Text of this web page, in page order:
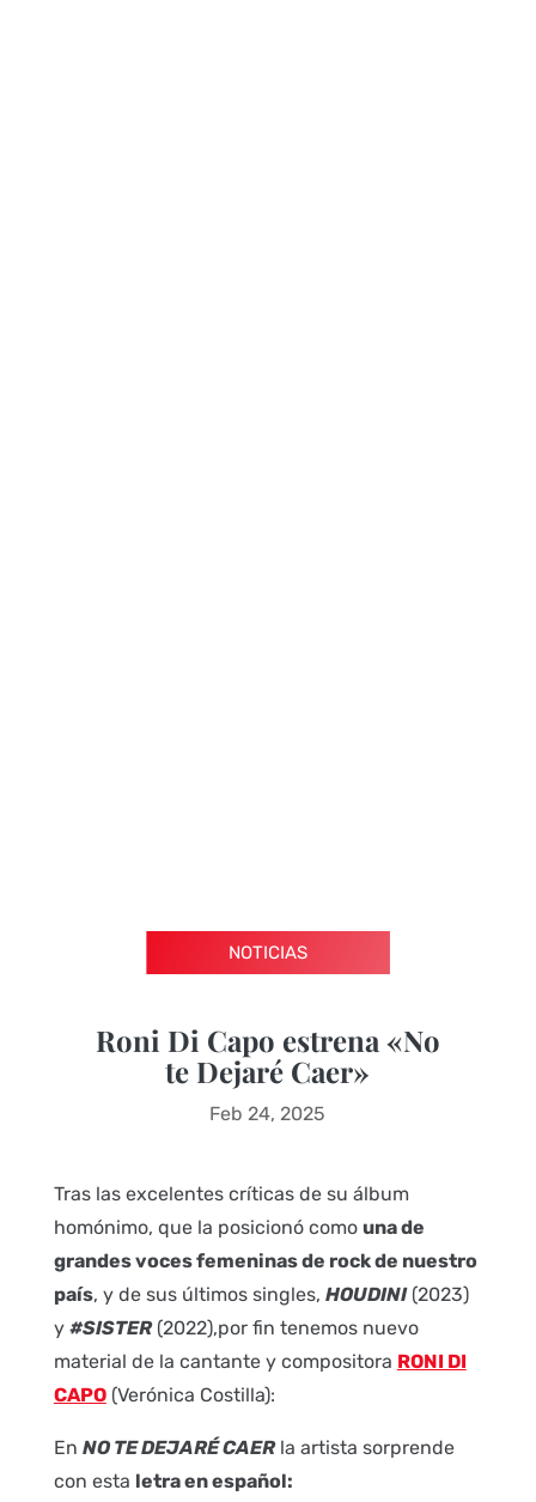
NOTICIAS
Roni Di Capo estrena «No
te Dejaré Caer»
Feb 24, 2025
Tras las excelentes críticas de su álbum
homónimo, que la posicionó como una de
grandes voces femeninas de rock de nuestro
país, y de sus últimos singles, HOUDINI(2023)
y #SISTER(2022),por fin tenemos nuevo
material de la cantante y compositora RONI DI
CAPO(Verónica Costilla):
En NO TE DEJARÉ CAERla artista sorprende
con esta letra en español: